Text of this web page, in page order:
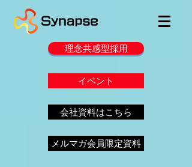
理念共感型採用
イベント
会社資料はこちら
メルマガ会員限定資料